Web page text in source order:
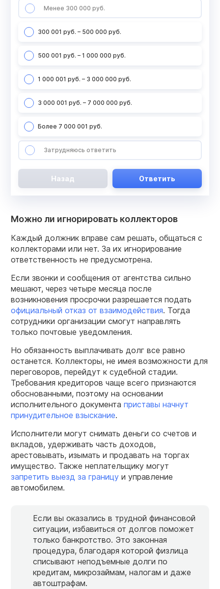
Менее 300 000 руб.
300 001 руб. – 500 000 руб.
500 001 руб. – 1 000 000 руб.
1 000 001 руб. – 3 000 000 руб.
3 000 001 руб. – 7 000 000 руб.
Более 7 000 001 руб.
Затрудняюсь ответить
Назад Ответить
Можно ли игнорировать коллекторов
Каждый должник вправе сам решать, общаться с
коллекторами или нет. За их игнорирование
ответственность не предусмотрена.
Если звонки и сообщения от агентства сильно
мешают, через четыре месяца после
возникновения просрочки разрешается подать
официальный отказ от взаимодействия. Тогда
сотрудники организации смогут направлять
только почтовые уведомления.
Но обязанность выплачивать долг все равно
останется. Коллекторы, не имея возможности для
переговоров, перейдут к судебной стадии.
Требования кредиторов чаще всего признаются
обоснованными, поэтому на основании
исполнительного документа приставы начнут
принудительное взыскание.
Исполнители могут снимать деньги со счетов и
вкладов, удерживать часть доходов,
арестовывать, изымать и продавать на торгах
имущество. Также неплательщику могут
запретить выезд за границу и управление
автомобилем.
Если вы оказались в трудной финансовой
ситуации, избавиться от долгов поможет
только банкротство. Это законная
процедура, благодаря которой физлица
списывают неподъемные долги по
кредитам, микрозаймам, налогам и даже
автоштрафам.